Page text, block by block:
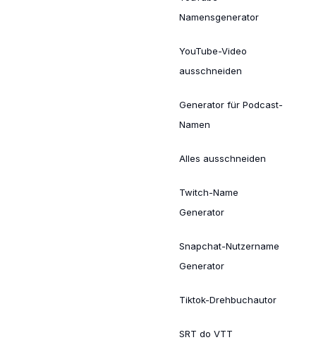
Namensgenerator
YouTube-Video
ausschneiden
Generator für Podcast-
Namen
Alles ausschneiden
Twitch-Name
Generator
Snapchat-Nutzername
Generator
Tiktok-Drehbuchautor
SRT do VTT